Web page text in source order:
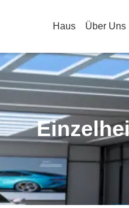
Haus Über Uns